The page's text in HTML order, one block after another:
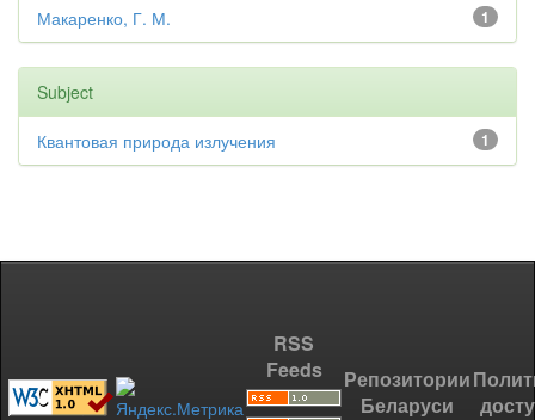
1
Макаренко, Г. М.
Subject
1
Квантовая природа излучения
RSS
Feeds
Репозитории
Беларуси